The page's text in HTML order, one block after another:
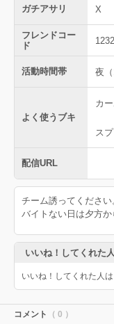
ガチアサリ X
フレンドコー
ド
活動時間帯 夜（
よく使うブキ
カ
ス
配信URL
チーム誘ってください
バイトない日は夕方
いいね！してくれた人
いいね！してくれた人は
コメント （ 0 ）